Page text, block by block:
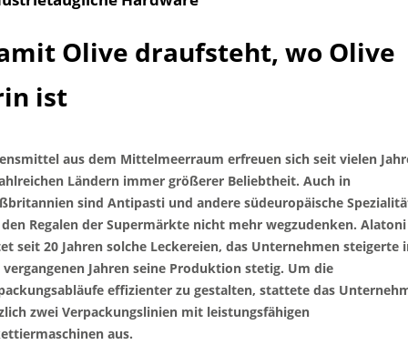
Olive draufsteht, wo Olive
ist
aus dem Mittelmeerraum erfreuen sich seit vielen
Ländern immer größerer Beliebtheit. Auch in
sind Antipasti und andere südeuropäische
Regalen der Supermärkte nicht mehr wegzudenken. Alatoni
seit 20 Jahren solche Leckereien, das Unternehmen steigerte
vergangenen Jahren seine Produktion stetig. Um die
effizienter zu gestalten, stattete das
zwei Verpackungslinien mit leistungsfähigen
aus.